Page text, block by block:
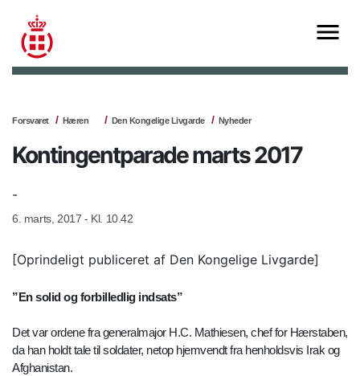
Forsvaret Hæren Den Kongelige Livgarde Nyheder
Kontingentparade marts 2017
-
6. marts, 2017 - Kl. 10.42
[Oprindeligt publiceret af Den Kongelige Livgarde]
”En solid og forbilledlig indsats”
Det var ordene fra generalmajor H.C. Mathiesen, chef for Hærstaben,
da han holdt tale til soldater, netop hjemvendt fra henholdsvis Irak og
Afghanistan.